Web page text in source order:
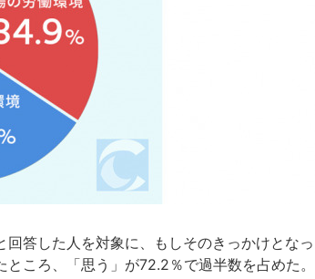
回答した人を対象に、もしそのきっかけとなっ
ころ、「思う」が72.2％で過半数を占めた。